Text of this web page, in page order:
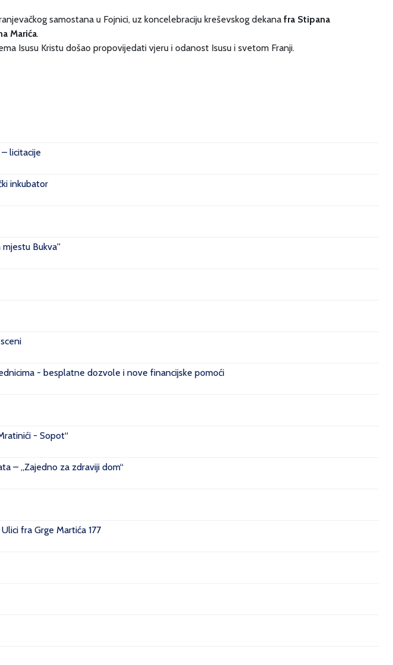
samostana u Fojnici, uz koncelebraciju kreševskog dekana fra Stipana
Marića.
Isusu Kristu došao propovijedati vjeru i odanost Isusu i svetom Franji.
licitacije
inkubator
Bukva''
- besplatne dozvole i nove financijske pomoći
- Sopot“
– „Zajedno za zdraviji dom“
fra Grge Martića 177